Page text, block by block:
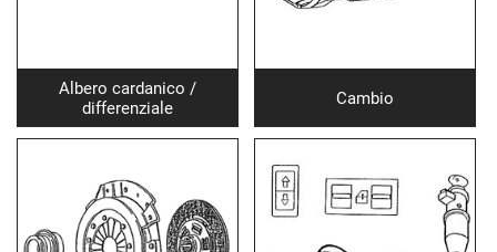
Albero cardanico /
differenziale
Cambio